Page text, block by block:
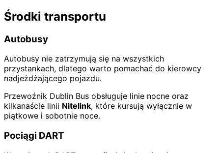
Środki transportu
Autobusy
Autobusy nie zatrzymują się na wszystkich
przystankach, dlatego warto pomachać do kierowcy
nadjeżdżającego pojazdu.
Przewoźnik Dublin Bus obsługuje linie nocne oraz
kilkanaście linii Nitelink, które kursują wyłącznie w
piątkowe i sobotnie noce.
Pociągi DART